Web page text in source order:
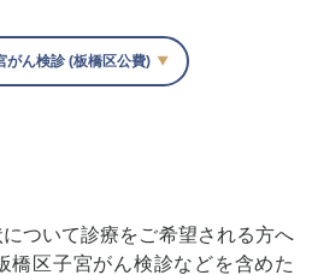
ドクター紹介
院内ツアー
お知らせ
がん検診 (板橋区公費)
ついて診療をご希望される方へ
橋区子宮がん検診などを含めた